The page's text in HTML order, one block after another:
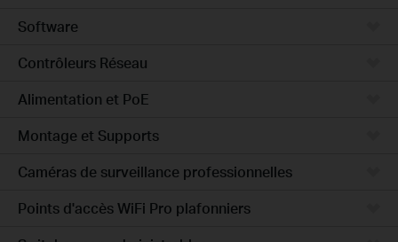
Software
Contrôleurs Réseau
Alimentation et PoE
Montage et Supports
Caméras de surveillance professionnelles
Points d'accès WiFi Pro plafonniers